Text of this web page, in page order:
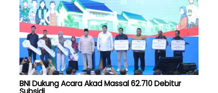
BNI Dukung Acara Akad Massal 62.710 Debitur